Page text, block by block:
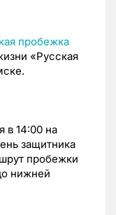
«Русская
в 14:00 на
защитника
пробежки
нижней